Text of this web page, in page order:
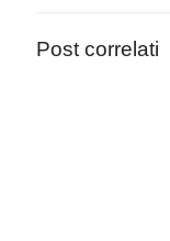
Post correlati